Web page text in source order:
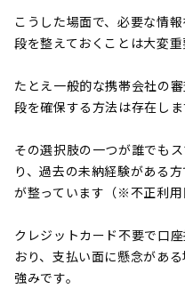
こうした場面で、必要な情
段を整えておくことは大変重
たとえ一般的な携帯会社の
段を確保する方法は存在しま
その選択肢の一つが誰でも
り、過去の未納経験がある
が整っています（※不正利用
クレジットカード不要で口
おり、支払い面に懸念があ
強みです。